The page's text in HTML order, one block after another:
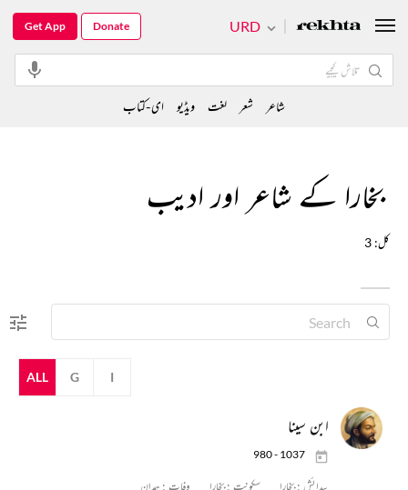
بخارا کے شاعر اور ادیب
کل: 3
ALL G I
ابن سینا
980 - 1037
پیدائش :بخارا سکونت :بخارا وفات : همدان‎
URD
Get App Donate
شاعر شعر لغت ویڈیو ای-کتاب